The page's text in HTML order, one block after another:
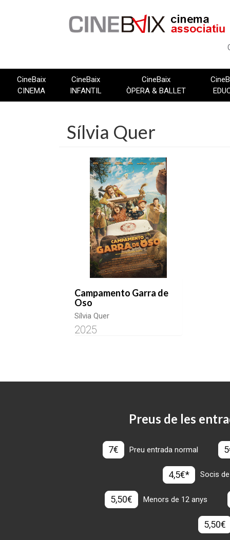
CineBaix
CINEMA
CineBaix
INFANTIL
CineBaix
ÒPERA & BALLET
Sílvia Quer
Campamento Garra de
Oso
Sílvia Quer
2025
Preus de les
7€ Preu entrada normal
4,5€* Socis
5,50€ Menors de 12 anys
5,50€